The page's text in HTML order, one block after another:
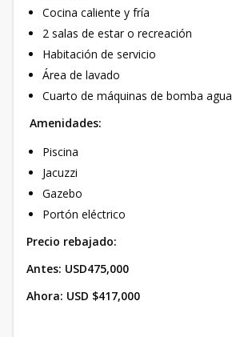
Cocina caliente y fría
2 salas de estar o recreación
Habitación de servicio
Área de lavado
Cuarto de máquinas de bomba agua
Amenidades:
Piscina
Jacuzzi
Gazebo
Portón eléctrico
Precio rebajado:
Antes: USD475,000
Ahora: USD $417,000